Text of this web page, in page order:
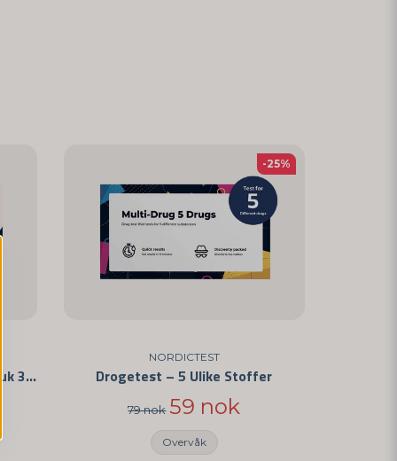
THC/Cannabis test for privat bruk 3-pakning
NORDICTEST
Drogetest – 5 Ulike Stoffer
79 nok 59 nok
Overvåk
-25%